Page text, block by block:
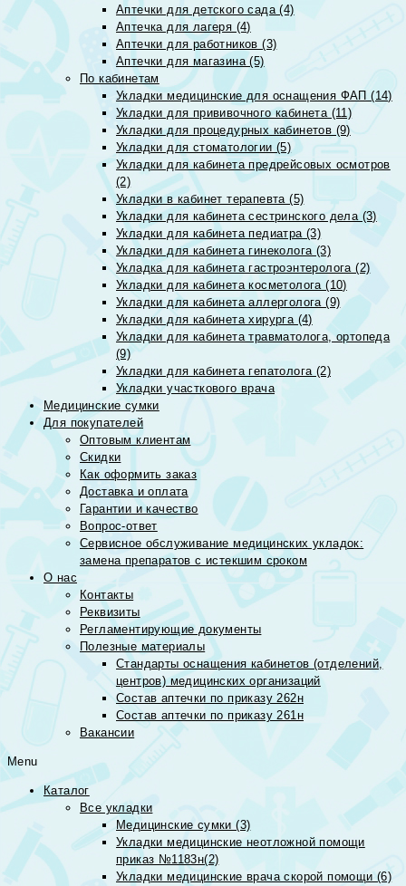
Аптечки для детского сада (4)
Аптечка для лагеря (4)
Аптечки для работников (3)
Аптечки для магазина (5)
По кабинетам
Укладки медицинские для оснащения ФАП (14)
Укладки для прививочного кабинета (11)
Укладки для процедурных кабинетов (9)
Укладки для стоматологии (5)
Укладки для кабинета предрейсовых осмотров
(2)
Укладки в кабинет терапевта (5)
Укладки для кабинета сестринского дела (3)
Укладки для кабинета педиатра (3)
Укладки для кабинета гинеколога (3)
Укладка для кабинета гастроэнтеролога (2)
Укладки для кабинета косметолога (10)
Укладки для кабинета аллерголога (9)
Укладки для кабинета хирурга (4)
Укладки для кабинета травматолога, ортопеда
(9)
Укладки для кабинета гепатолога (2)
Укладки участкового врача
Медицинские сумки
Для покупателей
Оптовым клиентам
Скидки
Как оформить заказ
Доставка и оплата
Гарантии и качество
Вопрос-ответ
Сервисное обслуживание медицинских укладок:
замена препаратов с истекшим сроком
О нас
Контакты
Реквизиты
Регламентирующие документы
Полезные материалы
Стандарты оснащения кабинетов (отделений,
центров) медицинских организаций
Состав аптечки по приказу 262н
Состав аптечки по приказу 261н
Вакансии
Menu
Каталог
Все укладки
Медицинские сумки (3)
Укладки медицинские неотложной помощи
приказ №1183н(2)
Укладки медицинские врача скорой помощи (6)